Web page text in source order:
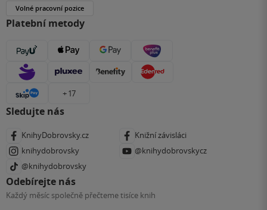
Volné pracovní pozice
Platební metody
+ 17
Sledujte nás
KnihyDobrovsky.cz
Knižní závisláci
knihydobrovsky
@knihydobrovskycz
@knihydobrovsky
Odebírejte nás
Každý měsíc společně přečteme tisíce knih